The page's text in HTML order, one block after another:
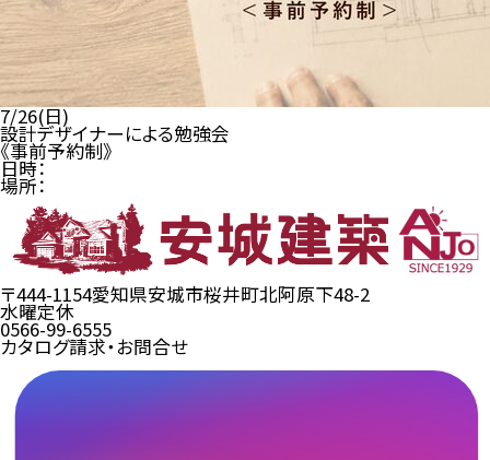
7/26(日)
設計デザイナーによる勉強会
《事前予約制》
日時：
場所：
〒444-1154愛知県安城市桜井町北阿原下48-2
水曜定休
0566-99-6555
カタログ請求・お問合せ